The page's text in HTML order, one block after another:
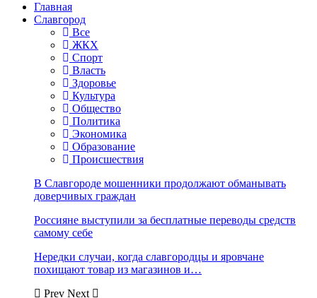
Главная
Славгород
Все
ЖКХ
Спорт
Власть
Здоровье
Культура
Общество
Политика
Экономика
Образование
Происшествия
В Славгороде мошенники продолжают обманывать
доверчивых граждан
Россияне выступили за бесплатные переводы средств
самому себе
Нередки случаи, когда славгородцы и яровчане
похищают товар из магазинов и…
Prev Next